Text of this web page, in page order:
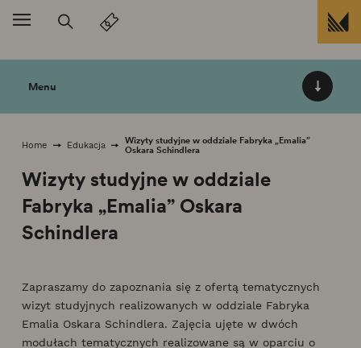
Przejdź do treści
Menu
Home Edukacja Wizyty studyjne w oddziale Fabryka „Emalia”
Oskara Schindlera
Wizyty studyjne w oddziale
Fabryka „Emalia” Oskara
Schindlera
Zapraszamy do zapoznania się z ofertą tematycznych
wizyt studyjnych realizowanych w oddziale Fabryka
Emalia Oskara Schindlera. Zajęcia ujęte w dwóch
modułach tematycznych realizowane są w oparciu o